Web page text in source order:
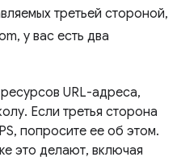
третьей стороной,
у вас есть два
URL-адреса,
Если третья сторона
попросите ее об этом.
это делают, включая